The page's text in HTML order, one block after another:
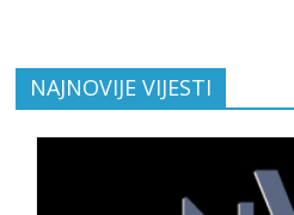
NAJNOVIJE VIJESTI